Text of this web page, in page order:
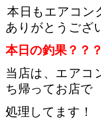
本日もエアコン
ありがとうござ
本日の釣果？？？
当店は、エアコ
ち帰ってお店で
処理してます！